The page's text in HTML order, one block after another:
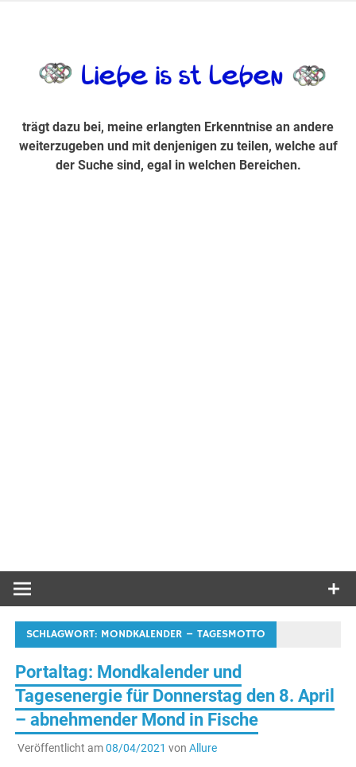
Suche sind, egal in welchen Bereichen.
trägt dazu bei, meine erlangten Erkenntnise an andere
weiterzugeben und mit denjenigen zu teilen, welche auf
der Suche sind, egal in welchen Bereichen.
SCHLAGWORT: MONDKALENDER – TAGESMOTTO
Portaltag: Mondkalender und
Tagesenergie für Donnerstag den 8. April
– abnehmender Mond in Fische
Veröffentlicht am08/04/2021 von Allure